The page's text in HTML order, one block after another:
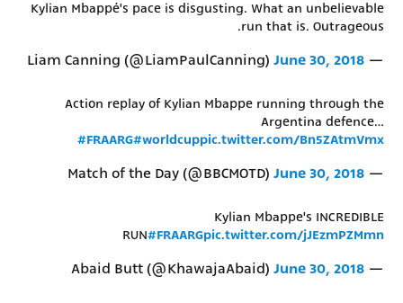
Kylian Mbappé's pace is disgusting. What an unbelievable
run that is. Outrageous.
— Liam Canning (@LiamPaulCanning)
June 30, 2018
Action replay of Kylian Mbappe running through the
Argentina defence…
#FRAARG#worldcuppic.twitter.com/Bn5ZAtmVmx
— Match of the Day (@BBCMOTD)
June 30, 2018
Kylian Mbappe's INCREDIBLE
RUN#FRAARGpic.twitter.com/jJEzmPZMmn
— Abaid Butt (@KhawajaAbaid)
June 30, 2018